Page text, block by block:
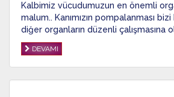
Kalbimiz vücudumuzun en önemli
malum.. Kanımızın pompalanması
diğer organların düzenli çalışmasına
DEVAMI